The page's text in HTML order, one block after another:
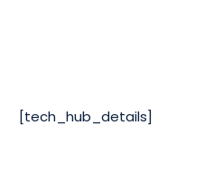
[tech_hub_details]